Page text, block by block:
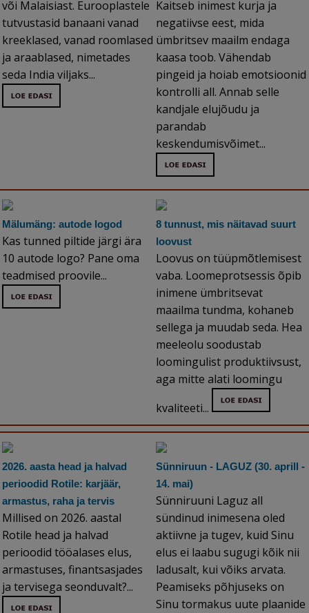
või Malaisiast. Eurooplastele
tutvustasid banaani vanad
kreeklased, vanad roomlased
ja araablased, nimetades
seda India viljaks...
Kaitseb inimest kurja ja
negatiivse eest, mida
ümbritsev maailm endaga
kaasa toob. Vähendab
pingeid ja hoiab emotsioonid
kontrolli all. Annab selle
kandjale elujõudu ja
parandab
keskendumisvõimet...
Mälumäng: autode logod
Kas tunned piltide järgi ära
10 autode logo? Pane oma
teadmised proovile...
8 tunnust, mis näitavad suurt
loovust
Loovus on tüüpmõtlemisest
vaba. Loomeprotsessis õpib
inimene ümbritsevat
maailma tundma, kohaneb
sellega ja muudab seda. Hea
meeleolu soodustab
loomingulist produktiivsust,
aga mitte alati loomingu
kvaliteeti...
2026. aasta head ja halvad
perioodid Rotile: karjäär,
armastus, raha ja tervis
Millised on 2026. aastal
Rotile head ja halvad
perioodid tööalases elus,
armastuses, finantsasjades
ja tervisega seonduvalt?...
Sünniruun - LAGUZ (30. aprill -
14. mai)
Sünniruuni Laguz all
sündinud inimesena oled
aktiivne ja tugev, kuid Sinu
elus ei laabu sugugi kõik nii
ladusalt, kui võiks arvata.
Peamiseks põhjuseks on
Sinu tormakus uute plaanide